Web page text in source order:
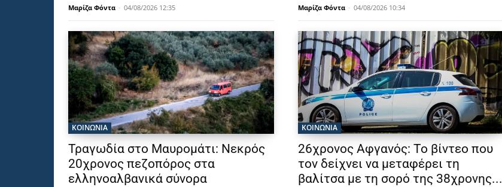
Μαρίζα Φόντα - 04/08/2026 12:35 Μαρίζα Φόντα - 04/08/2026 10:34
ΚΟΙΝΩΝΙΑ
Τραγωδία στο Μαυρομάτι: Νεκρός
20χρονος πεζοπόρος στα
ελληνοαλβανικά σύνορα
ΚΟΙΝΩΝΙΑ
26χρονος Αφγανός: Το βίντεο που
τον δείχνει να μεταφέρει τη
βαλίτσα με τη σορό της 38χρονης...